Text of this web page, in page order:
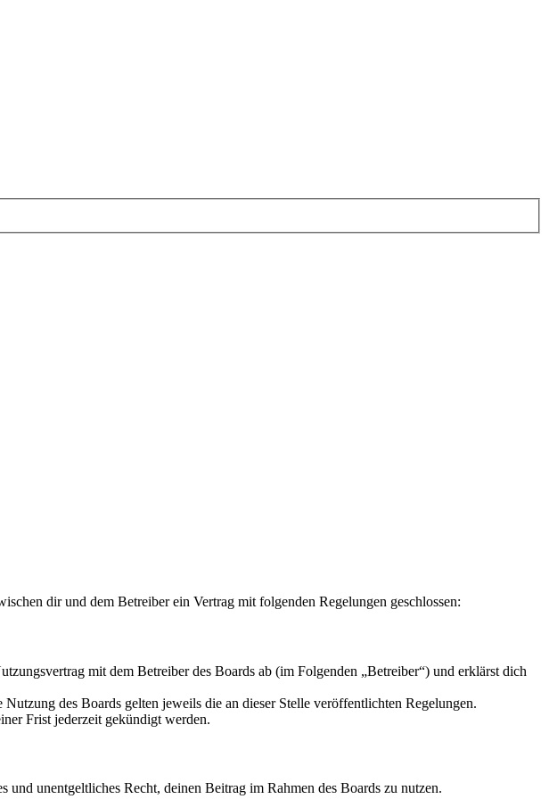
dir und dem Betreiber ein Vertrag mit folgenden Regelungen geschlossen:
mit dem Betreiber des Boards ab (im Folgenden „Betreiber“) und erklärst dich
des Boards gelten jeweils die an dieser Stelle veröffentlichten Regelungen.
Frist jederzeit gekündigt werden.
unentgeltliches Recht, deinen Beitrag im Rahmen des Boards zu nutzen.